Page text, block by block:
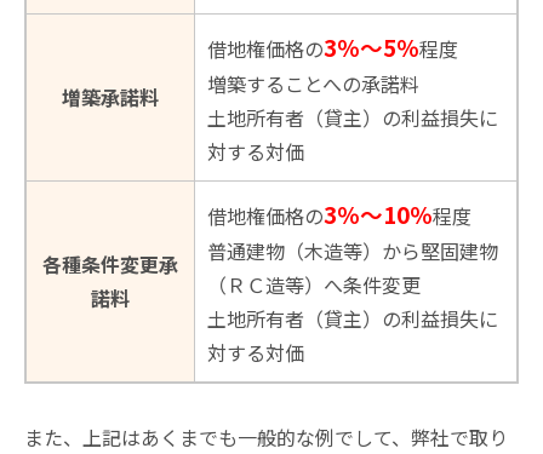
増築承諾料
借地権価格の3％～5％程度
増築することへの承諾料
土地所有者（貸主）の利益損失に
対する対価
各種条件変更承
諾料
借地権価格の3％～10％程度
普通建物（木造等）から堅固建物
（ＲＣ造等）へ条件変更
土地所有者（貸主）の利益損失に
対する対価
また、上記はあくまでも一般的な例でして、弊社で取り